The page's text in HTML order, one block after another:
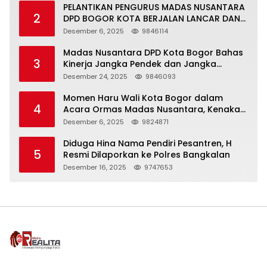
2
PELANTIKAN PENGURUS MADAS NUSANTARA
DPD BOGOR KOTA BERJALAN LANCAR DAN
KHIDMAT
Desember 6, 2025 9846114
3
Madas Nusantara DPD Kota Bogor Bahas
Kinerja Jangka Pendek dan Jangka
Panjang
Desember 24, 2025 9846093
4
Momen Haru Wali Kota Bogor dalam
Acara Ormas Madas Nusantara, Kenakan
Peci Hitam Tinggi sebagai Simbol
Desember 6, 2025 9824871
5
Diduga Hina Nama Pendiri Pesantren, H
Resmi Dilaporkan ke Polres Bangkalan
Desember 16, 2025 9747653